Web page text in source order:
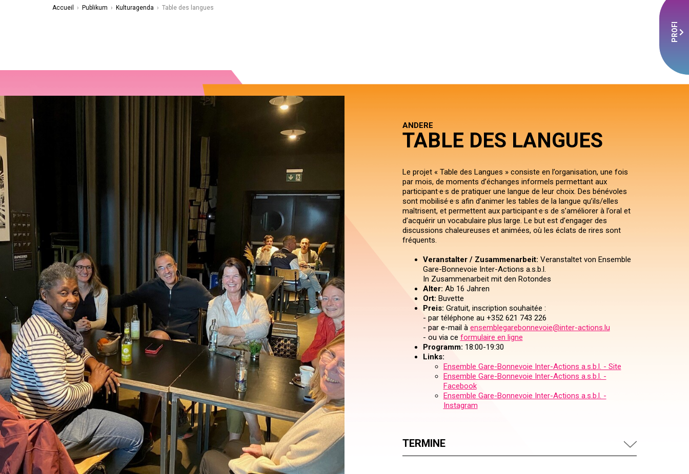
PROFI
Accueil › Publikum › Kulturagenda › Table des langues
ANDERE
TABLE DES LANGUES
Le projet « Table des Langues » consiste en l’organisation, une fois
par mois, de moments d’échanges informels permettant aux
participant·e·s de pratiquer une langue de leur choix. Des bénévoles
sont mobilisé·e·s afin d’animer les tables de la langue qu’ils/elles
maîtrisent, et permettent aux participant·e·s de s’améliorer à l’oral et
d’acquérir un vocabulaire plus large. Le but est d’engager des
discussions chaleureuses et animées, où les éclats de rires sont
fréquents.
Veranstalter / Zusammenarbeit: Veranstaltet von Ensemble
Gare-Bonnevoie Inter-Actions a.s.b.l.
In Zusammenarbeit mit den Rotondes
Alter: Ab 16 Jahren
Ort: Buvette
Preis: Gratuit, inscription souhaitée :
- par téléphone au +352 621 743 226
- par e-mail à ensemblegarebonnevoie@inter-actions.lu
- ou via ce formulaire en ligne
Programm: 18:00-19:30
Links:
Ensemble Gare-Bonnevoie Inter-Actions a.s.b.l. - Site
Ensemble Gare-Bonnevoie Inter-Actions a.s.b.l. -
Facebook
Ensemble Gare-Bonnevoie Inter-Actions a.s.b.l. -
Instagram
TERMINE